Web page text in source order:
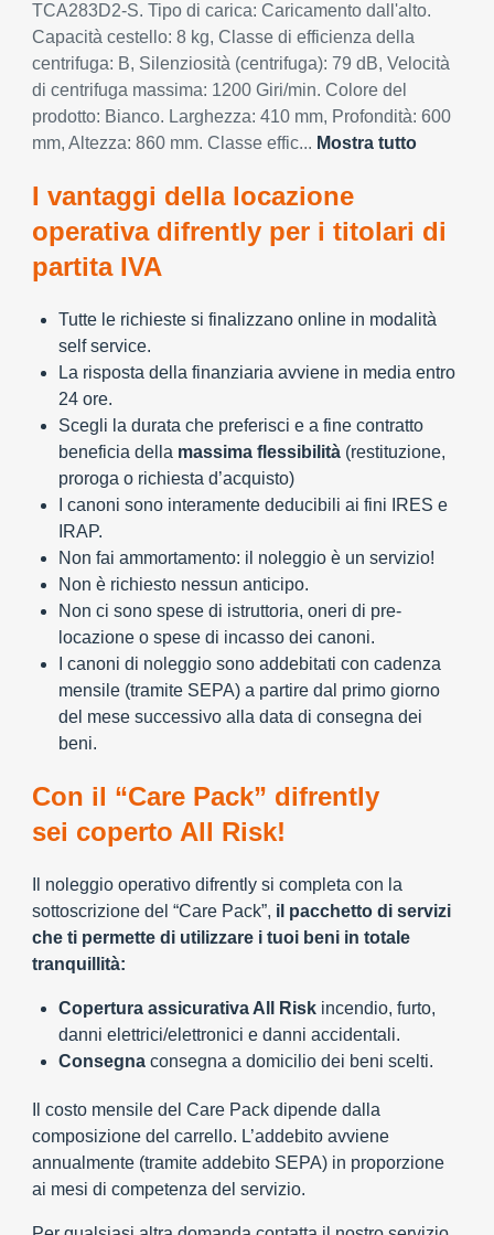
TCA283D2-S. Tipo di carica: Caricamento dall'alto.
Capacità cestello: 8 kg, Classe di efficienza della
centrifuga: B, Silenziosità (centrifuga): 79 dB, Velocità
di centrifuga massima: 1200 Giri/min. Colore del
prodotto: Bianco. Larghezza: 410 mm, Profondità: 600
mm, Altezza: 860 mm. Classe effic... Mostra tutto
I vantaggi della locazione
operativa difrently per i titolari di
partita IVA
Tutte le richieste si finalizzano online in modalità
self service.
La risposta della finanziaria avviene in media entro
24 ore.
Scegli la durata che preferisci e a fine contratto
beneficia della massima flessibilità (restituzione,
proroga o richiesta d’acquisto)
I canoni sono interamente deducibili ai fini IRES e
IRAP.
Non fai ammortamento: il noleggio è un servizio!
Non è richiesto nessun anticipo.
Non ci sono spese di istruttoria, oneri di pre-
locazione o spese di incasso dei canoni.
I canoni di noleggio sono addebitati con cadenza
mensile (tramite SEPA) a partire dal primo giorno
del mese successivo alla data di consegna dei
beni.
Con il “Care Pack” difrently
sei coperto All Risk!
Il noleggio operativo difrently si completa con la
sottoscrizione del “Care Pack”, il pacchetto di servizi
che ti permette di utilizzare i tuoi beni in totale
tranquillità:
Copertura assicurativa All Risk incendio, furto,
danni elettrici/elettronici e danni accidentali.
Consegna consegna a domicilio dei beni scelti.
Il costo mensile del Care Pack dipende dalla
composizione del carrello. L’addebito avviene
annualmente (tramite addebito SEPA) in proporzione
ai mesi di competenza del servizio.